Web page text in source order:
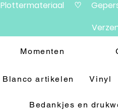
Plottermateriaal ♡
Momenten
Blanco artikelen Vinyl
Bedankjes en